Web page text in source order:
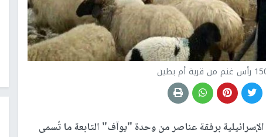
برفقة عناصر من وحدة "يوآف" التابعة ما تُسمى